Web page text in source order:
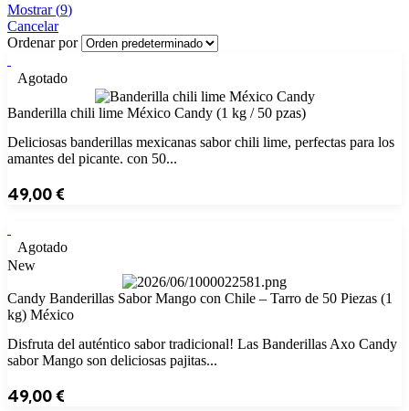
Mostrar(9)
Cancelar
Ordenar por
Agotado
Banderilla chili lime México Candy (1 kg / 50 pzas)
Deliciosas banderillas mexicanas sabor chili lime, perfectas para los
amantes del picante. con 50...
49,00€
Agotado
New
Candy Banderillas Sabor Mango con Chile – Tarro de 50 Piezas (1
kg) México
Disfruta del auténtico sabor tradicional! Las Banderillas Axo Candy
sabor Mango son deliciosas pajitas...
49,00€